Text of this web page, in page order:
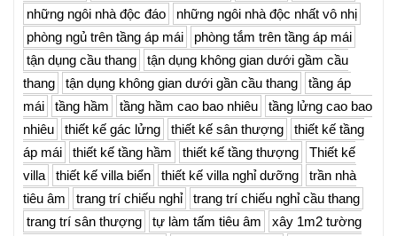
những ngôi nhà độc đáo
những ngôi nhà độc nhất vô nhị
phòng ngủ trên tầng áp mái
phòng tắm trên tầng áp mái
tận dụng cầu thang
tận dụng không gian dưới gầm cầu
thang
tận dụng không gian dưới gần cầu thang
tầng áp
mái
tầng hầm tầng hầm cao bao nhiêu
tầng lửng cao bao
nhiêu
thiết kế gác lửng thiết kế sân thượng
thiết kế tầng
áp mái
thiết kế tầng hầm thiết kế tầng thượng
Thiết kế
villa
thiết kế villa biển thiết kế villa nghỉ dưỡng
trần nhà
tiêu âm
trang trí chiếu nghỉ
trang trí chiếu nghỉ cầu thang
trang trí sân thượng
tự làm tấm tiêu âm
xây 1m2 tường